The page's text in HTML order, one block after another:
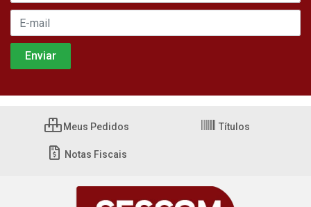
Meus Pedidos Títulos
Notas Fiscais